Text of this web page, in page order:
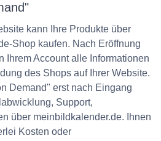
kann Ihre Produkte über
Shop kaufen. Nach Eröffnung
Ihrem Account alle Informationen
des Shops auf Ihrer Website.
Demand" erst nach Eingang
Support,
über meinbildkalender.de. Ihnen
Kosten oder